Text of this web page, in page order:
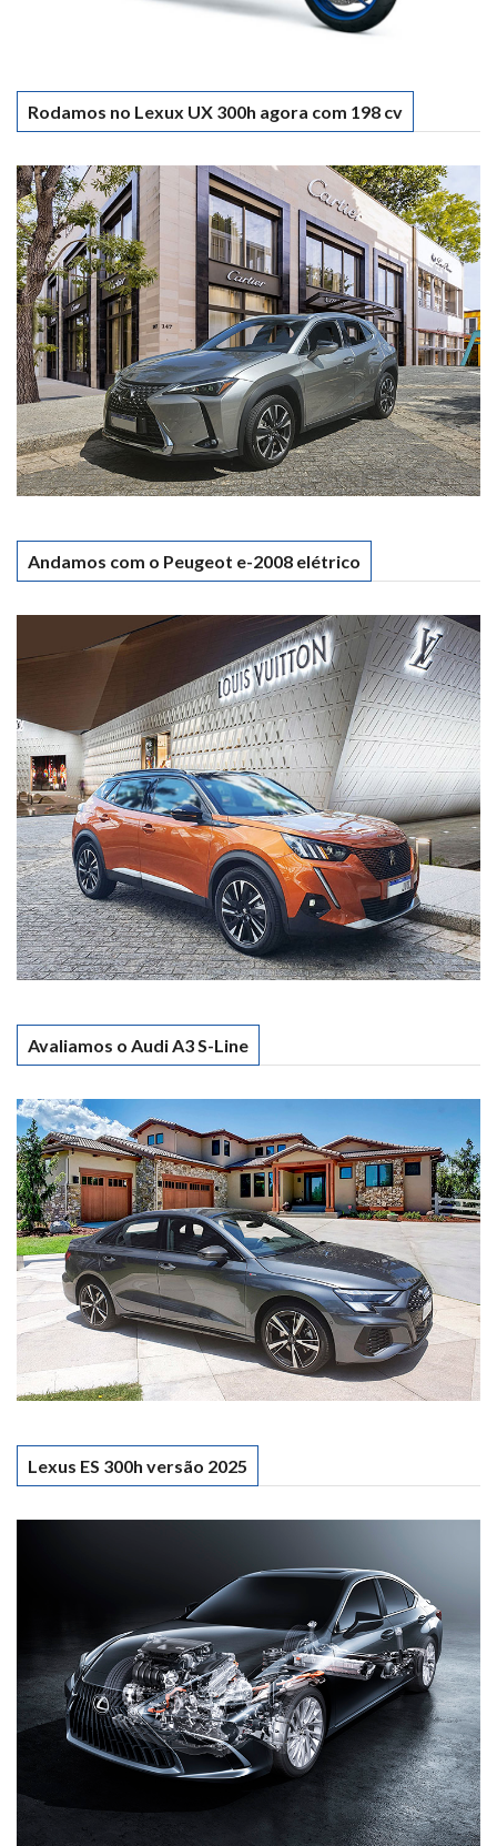
Rodamos no Lexux UX 300h agora com 198 cv
Andamos com o Peugeot e-2008 elétrico
Avaliamos o Audi A3 S-Line
Lexus ES 300h versão 2025